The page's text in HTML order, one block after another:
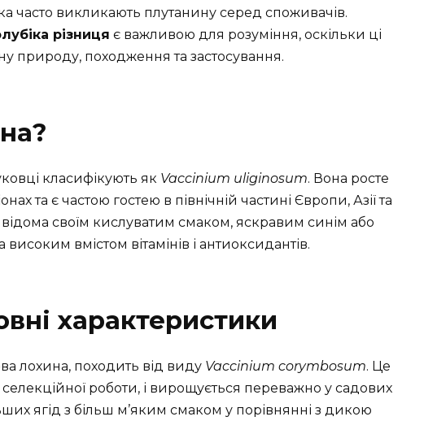
часто викликають плутанину серед споживачів.
різниця є важливою для розуміння, оскільки ці
природу, походження та застосування.
класифікують як Vaccinium uliginosum. Вона росте
та є частою гостею в північній частині Європи, Азії та
своїм кислуватим смаком, яскравим синім або
вмістом вітамінів і антиоксидантів.
характеристики
лохина, походить від виду Vaccinium corymbosum. Це
роботи, і вирощується переважно у садових
ягід з більш м’яким смаком у порівнянні з дикою